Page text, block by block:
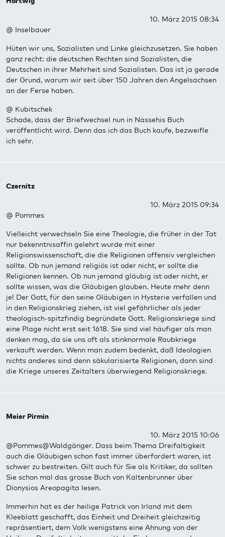
10. März 2015 08:34
@ Inselbauer
Hüten wir uns, Sozialisten und Linke gleichzusetzen. Sie haben
ganz recht: die deutschen Rechten sind Sozialisten, die
Deutschen in ihrer Mehrheit sind Sozialisten. Das ist ja gerade
der Grund, warum wir seit über 150 Jahren den Angelsachsen
an der Ferse haben.
@ Kubitschek
Schade, dass der Briefwechsel nun in Nassehis Buch
veröffentlicht wird. Denn das ich das Buch kaufe, bezweifle
ich sehr.
Czernitz
10. März 2015 09:34
@ Pommes
Vielleicht verwechseln Sie eine Theologie, die früher in der Tat
nur bekenntnisaffin gelehrt wurde mit einer
Religionswissenschaft, die die Religionen offensiv vergleichen
sollte. Ob nun jemand religiös ist oder nicht, er sollte die
Religionen kennen. Ob nun jemand gläubig ist oder nicht, er
sollte wissen, was die Gläubigen glauben. Heute mehr denn
je! Der Gott, für den seine Gläubigen in Hysterie verfallen und
in den Religionskrieg ziehen, ist viel gefährlicher als jeder
theologisch-spitzfindig begründete Gott. Religionskriege sind
eine Plage nicht erst seit 1618. Sie sind viel häufiger als man
denken mag, da sie uns oft als stinknormale Raubkriege
verkauft werden. Wenn man zudem bedenkt, daß Ideologien
nichts anderes sind denn säkularisierte Religionen, dann sind
die Kriege unseres Zeitalters überwiegend Religionskriege.
Meier Pirmin
10. März 2015 10:06
@Pommes@Waldgänger. Dass beim Thema Dreifaltigkeit
auch die Gläubigen schon fast immer überfordert waren, ist
schwer zu bestreiten. Gilt auch für Sie als Kritiker, da sollten
Sie schon mal das grosse Buch von Kaltenbrunner über
Dionysios Areopagita lesen.
Immerhin hat es der heilige Patrick von Irland mit dem
Kleeblatt geschafft, das Einheit und Dreiheit gleichzeitig
repräsentiert, dem Volk wenigstens eine Ahnung von der